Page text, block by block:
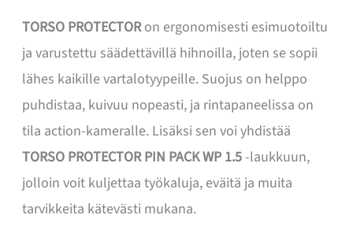
TORSO PROTECTORon ergonomisesti esimuotoiltu
ja varustettu säädettävillä hihnoilla, joten se sopii
lähes kaikille vartalotyypeille. Suojus on helppo
puhdistaa, kuivuu nopeasti, ja rintapaneelissa on
tila action-kameralle. Lisäksi sen voi yhdistää
TORSO PROTECTOR PIN PACK WP 1.5-laukkuun,
jolloin voit kuljettaa työkaluja, eväitä ja muita
tarvikkeita kätevästi mukana.